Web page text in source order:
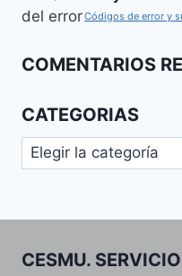
Códigos de error y
COMENTARIOS
CATEGORIAS
Categorias
CESMU.